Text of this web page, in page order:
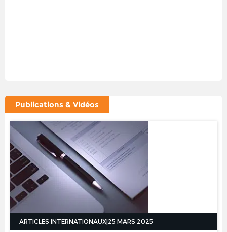
Publications & Vidéos
ARTICLES INTERNATIONAUX 25 MARS 2025